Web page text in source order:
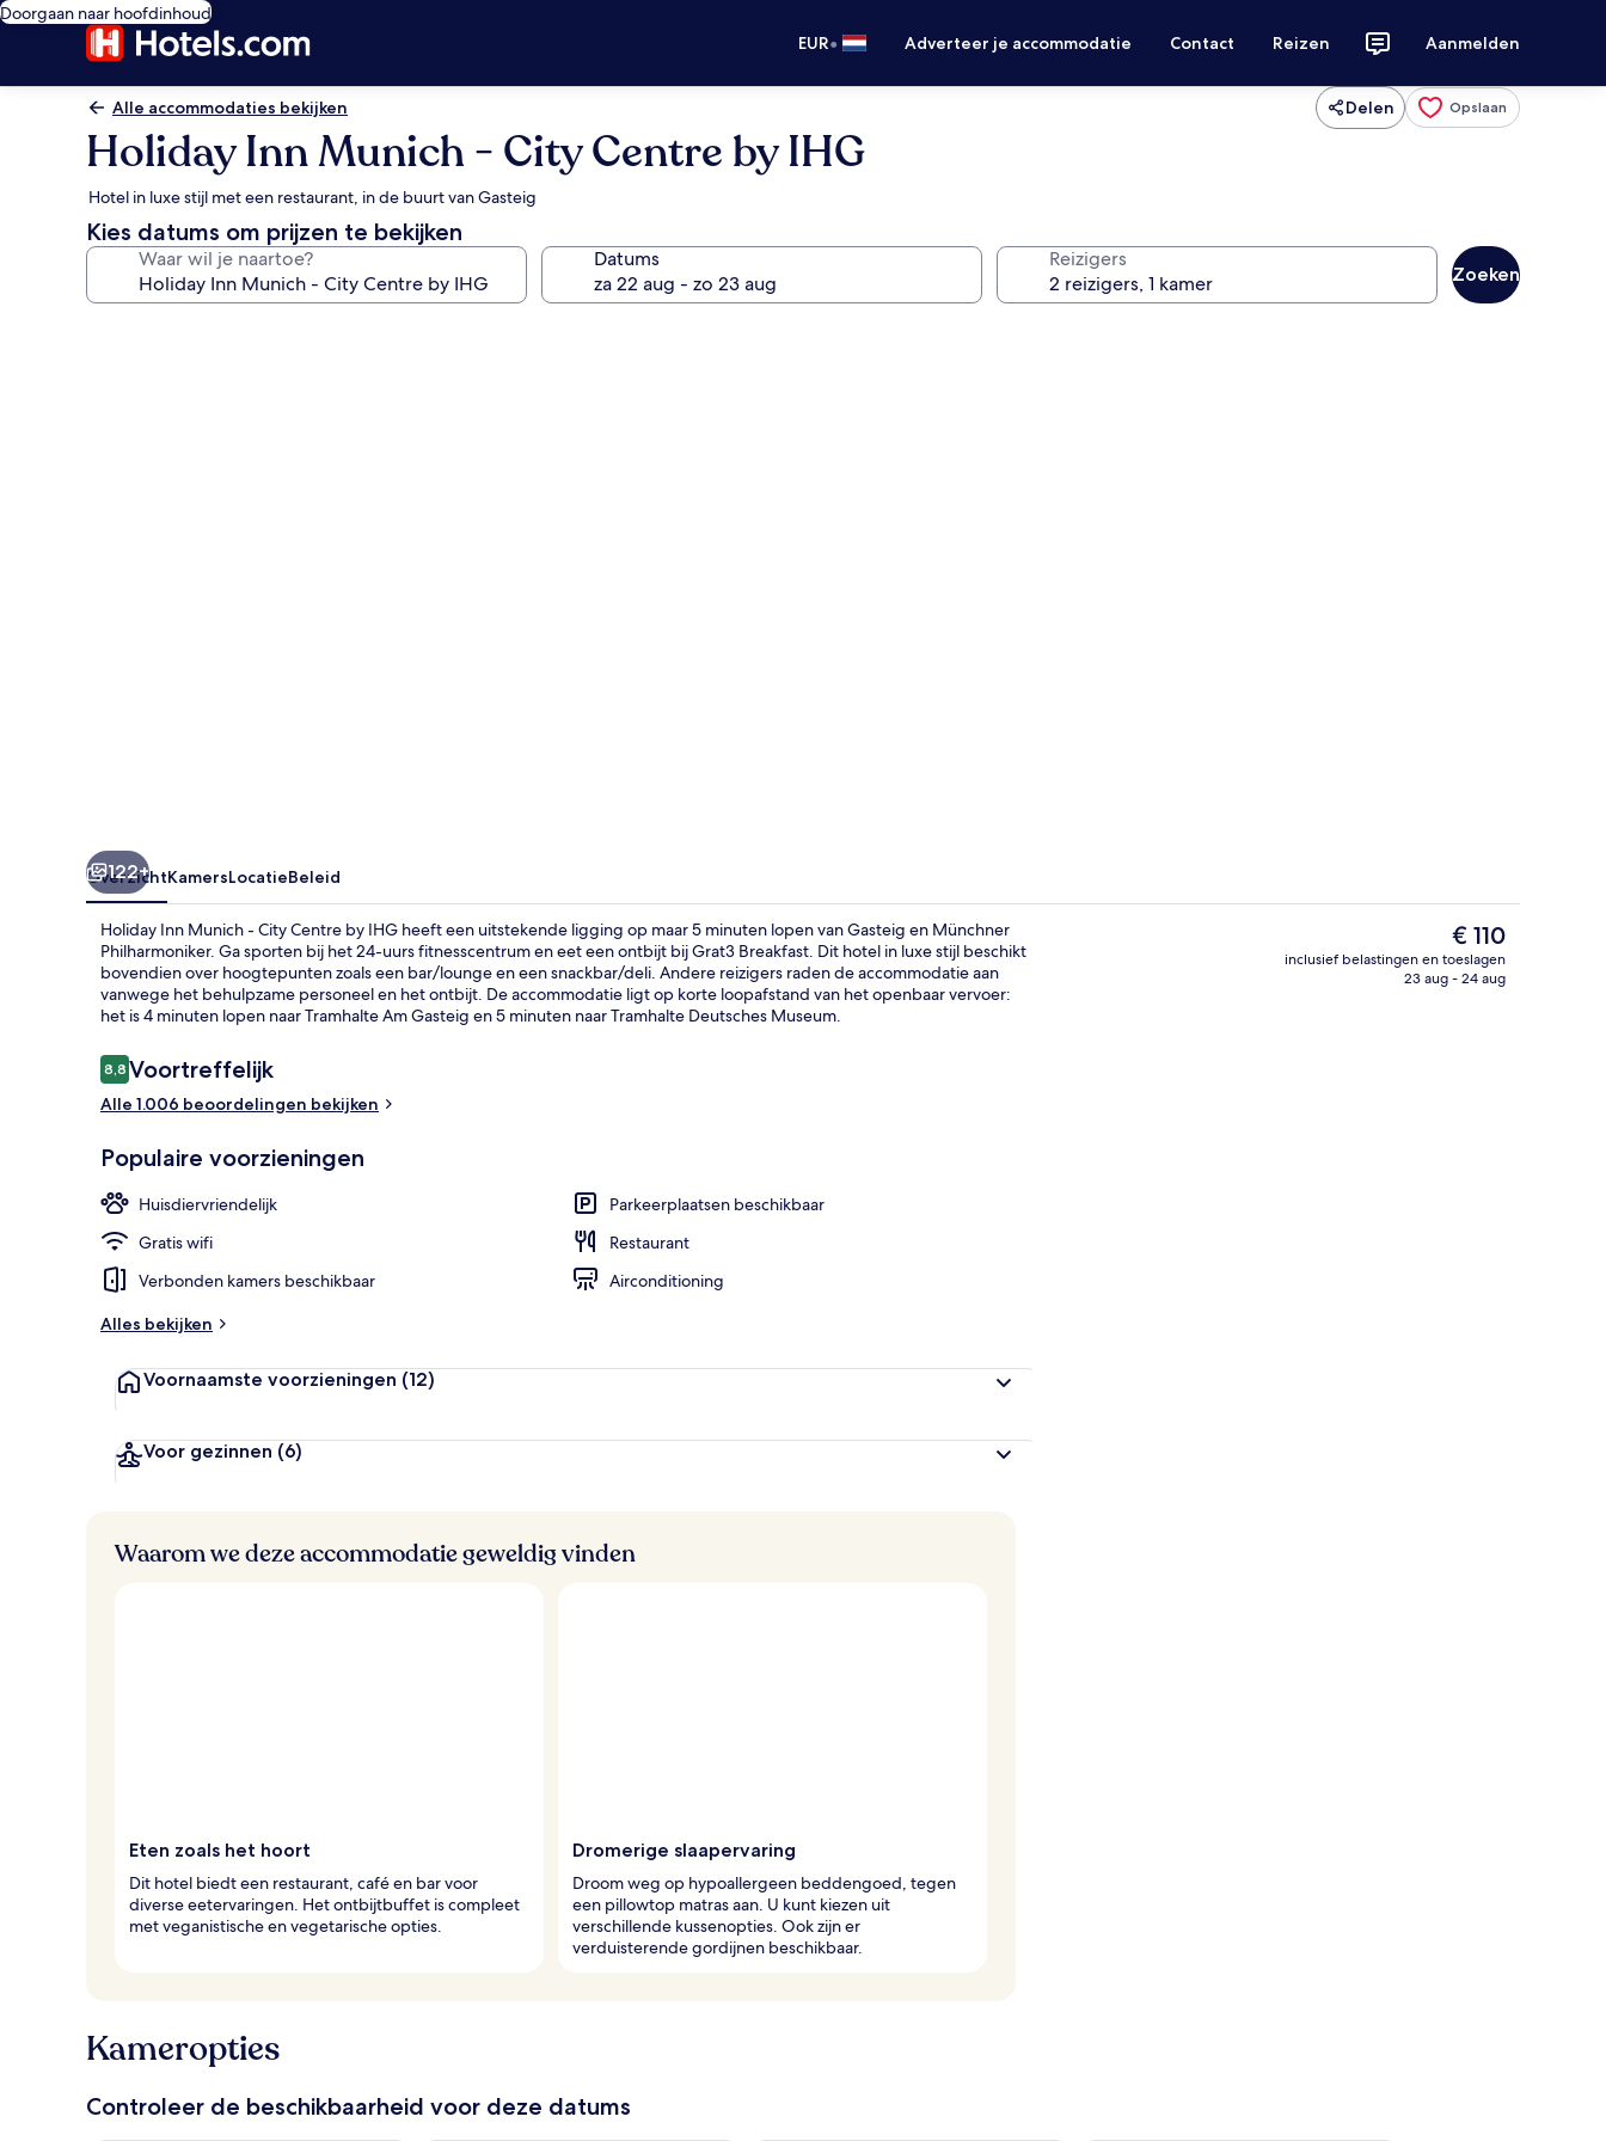
Doorgaan naar hoofdinhoud
EUR• Adverteer je accommodatie Contact Reizen Aanmelden
Alle accommodaties bekijken Delen Opslaan
Holiday Inn Munich - City Centre by IHG
Hotel in luxe stijl met een restaurant, in de buurt van Gasteig
Kies datums om prijzen te bekijken
Waar wil je naartoe? Datums Reizigers
Zoeken
Exterieur Bar (ter plaatse)
122+
OverzichtKamersLocatieBeleid
Holiday Inn Munich - City Centre by IHG heeft een uitstekende ligging op maar 5 minuten lopen van Gasteig en Münchner
Philharmoniker. Ga sporten bij het 24-uurs fitnesscentrum en eet een ontbijt bij Grat3 Breakfast. Dit hotel in luxe stijl beschikt
bovendien over hoogtepunten zoals een bar/lounge en een snackbar/deli. Andere reizigers raden de accommodatie aan
vanwege het behulpzame personeel en het ontbijt. De accommodatie ligt op korte loopafstand van het openbaar vervoer:
het is 4 minuten lopen naar Tramhalte Am Gasteig en 5 minuten naar Tramhalte Deutsches Museum.
Beoordelingen
8,88,8 op 10 –
Voortreffelijk
Alle 1.006 beoordelingen bekijken
Populaire voorzieningen
Huisdiervriendelijk
Parkeerplaatsen beschikbaar
Gratis wifi
Restaurant
Verbonden kamers beschikbaar
Airconditioning
Alles bekijken
Voornaamste voorzieningen (12)
Voor gezinnen (6)
De
huidige
prijs
€ 110
inclusief belastingen en toeslagen
23 aug - 24 aug
Waarom we deze accommodatie geweldig vinden
Eten zoals het hoort
Dit hotel biedt een restaurant, café en bar voor
diverse eetervaringen. Het ontbijtbuffet is compleet
met veganistische en vegetarische opties.
Dromerige slaapervaring
Droom weg op hypoallergeen beddengoed, tegen
een pillowtop matras aan. U kunt kiezen uit
verschillende kussenopties. Ook zijn er
verduisterende gordijnen beschikbaar.
Kameropties
Controleer de beschikbaarheid voor deze datums